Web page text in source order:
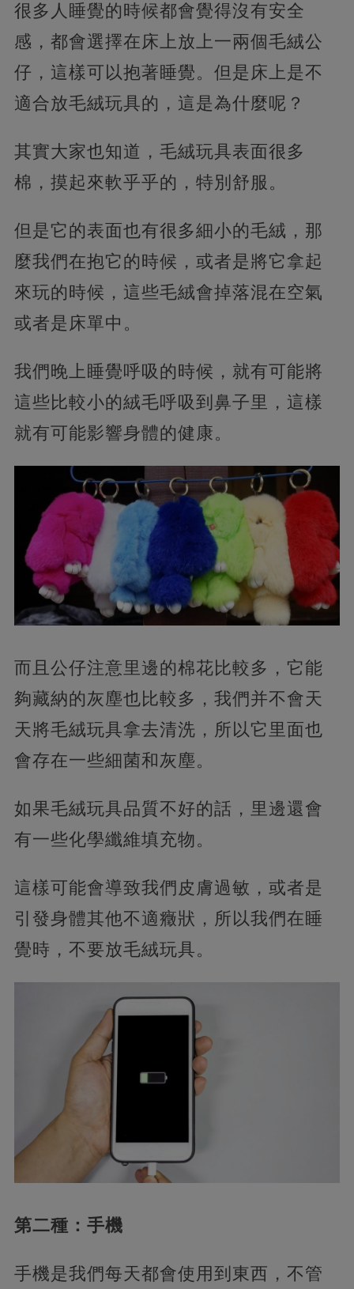
很多人睡覺的時候都會覺得沒有安全
感，都會選擇在床上放上一兩個毛絨公
仔，這樣可以抱著睡覺。但是床上是不
適合放毛絨玩具的，這是為什麼呢？
其實大家也知道，毛絨玩具表面很多
棉，摸起來軟乎乎的，特別舒服。
但是它的表面也有很多細小的毛絨，那
麼我們在抱它的時候，或者是將它拿起
來玩的時候，這些毛絨會掉落混在空氣
或者是床單中。
我們晚上睡覺呼吸的時候，就有可能將
這些比較小的絨毛呼吸到鼻子里，這樣
就有可能影響身體的健康。
而且公仔注意里邊的棉花比較多，它能
夠藏納的灰塵也比較多，我們并不會天
天將毛絨玩具拿去清洗，所以它里面也
會存在一些細菌和灰塵。
如果毛絨玩具品質不好的話，里邊還會
有一些化學纖維填充物。
這樣可能會導致我們皮膚過敏，或者是
引發身體其他不適癥狀，所以我們在睡
覺時，不要放毛絨玩具。
第二種：手機
手機是我們每天都會使用到東西，不管